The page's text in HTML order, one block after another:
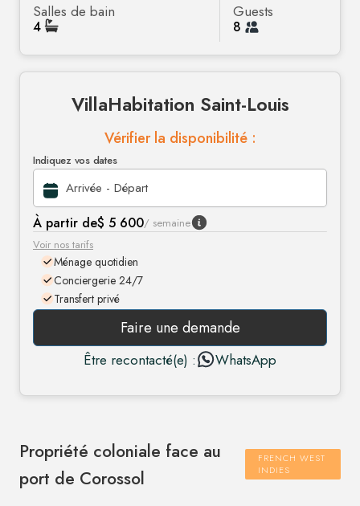
Salles de bain
4
Guests
8
VillaHabitation Saint-Louis
Vérifier la disponibilité :
Indiquez vos dates
À partir de$ 5 600/ semaine
Voir nos tarifs
Ménage quotidien
Conciergerie 24/7
Transfert privé
Faire une demande
Être recontacté(e) : WhatsApp
Propriété coloniale face au
port de Corossol
FRENCH WEST
INDIES